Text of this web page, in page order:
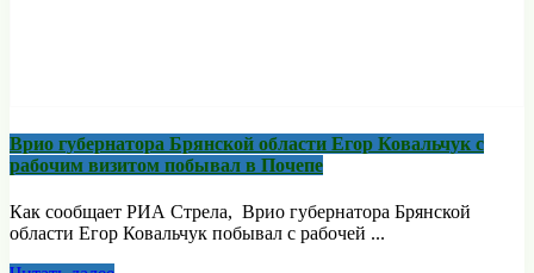
Врио губернатора Брянской области Егор Ковальчук с
рабочим визитом побывал в Почепе
Как сообщает РИА Стрела, Врио губернатора Брянской
области Егор Ковальчук побывал с рабочей ...